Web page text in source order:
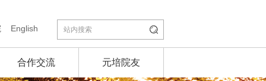
English
合作交流 元培院友